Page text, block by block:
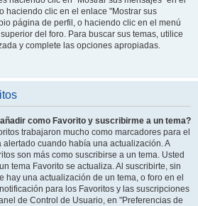
haciendo clic en el enlace "Mostrar sus
página de perfil, o haciendo clic en el menú
del foro. Para buscar sus temas, utilice
y complete las opciones apropiadas.
como Favorito y suscribirme a un tema?
trabajaron mucho como marcadores para el
cuando había una actualización. A
son más como suscribirse a un tema. Usted
tema Favorito se actualiza. Al suscribirte, sin
hay una actualización de un tema, o foro en el
para los Favoritos y las suscripciones
de Control de Usuario, en "Preferencias de